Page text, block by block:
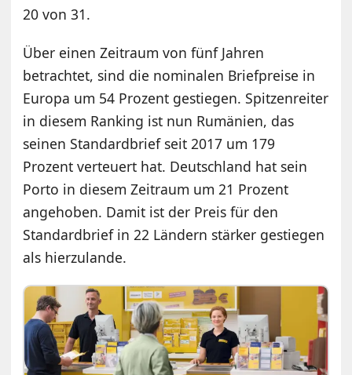
20 von 31.
Über einen Zeitraum von fünf Jahren
betrachtet, sind die nominalen Briefpreise in
Europa um 54 Prozent gestiegen. Spitzenreiter
in diesem Ranking ist nun Rumänien, das
seinen Standardbrief seit 2017 um 179
Prozent verteuert hat. Deutschland hat sein
Porto in diesem Zeitraum um 21 Prozent
angehoben. Damit ist der Preis für den
Standardbrief in 22 Ländern stärker gestiegen
als hierzulande.